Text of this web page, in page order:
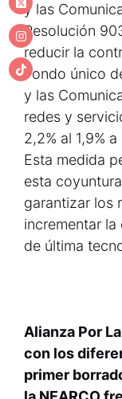
y las
Resolución
reducir la
Fondo único
y las
redes y
2,2% al 1,9%
Esta medida
esta
garantizar los
incrementar
de última
Alianza Por
con los
primer